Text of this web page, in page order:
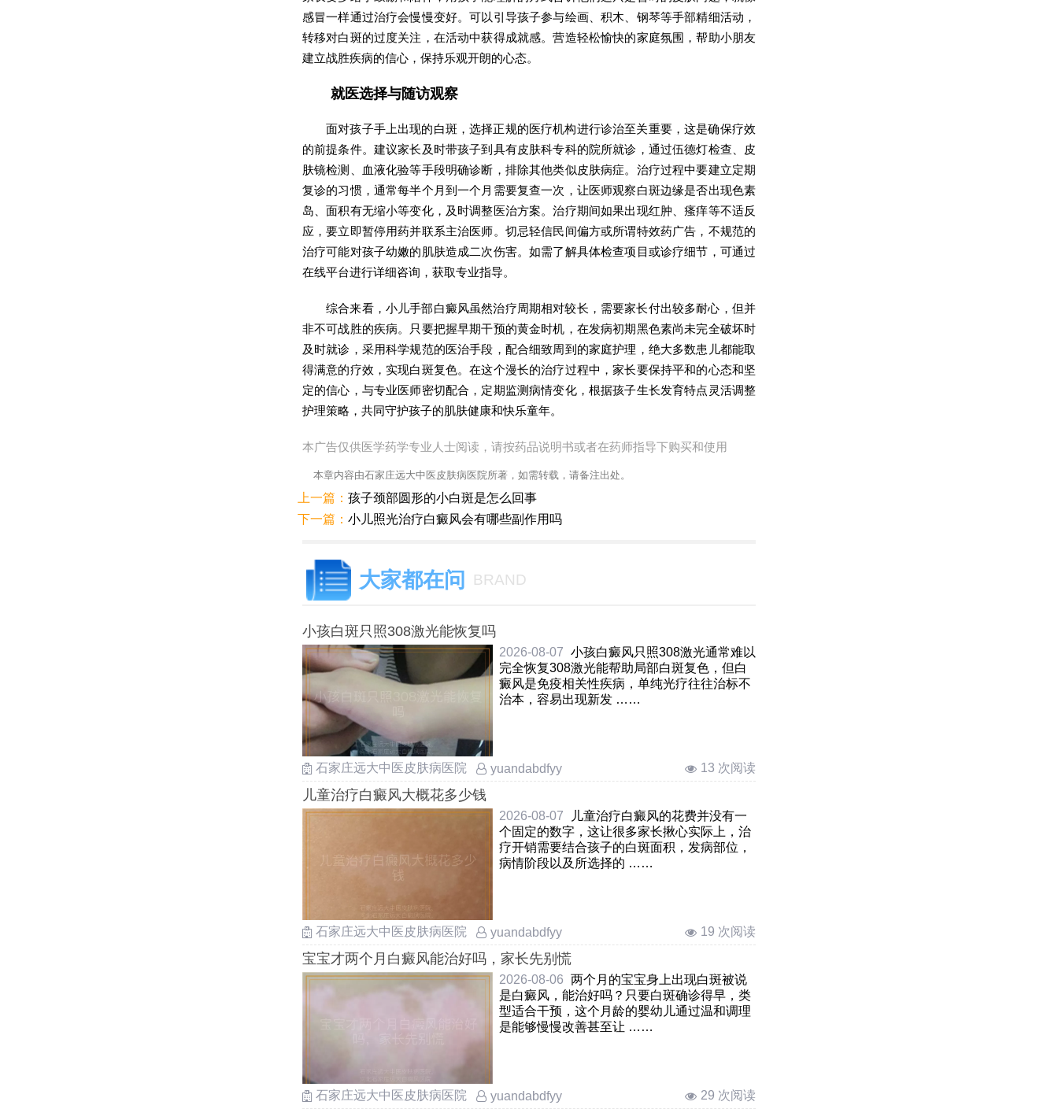
感冒一样通过治疗会慢慢变好。可以引导孩子参与绘画、积木、钢琴等手部精细活动，
转移对白斑的过度关注，在活动中获得成就感。营造轻松愉快的家庭氛围，帮助小朋友
建立战胜疾病的信心，保持乐观开朗的心态。
就医选择与随访观察
面对孩子手上出现的白斑，选择正规的医疗机构进行诊治至关重要，这是确保疗效
的前提条件。建议家长及时带孩子到具有皮肤科专科的院所就诊，通过伍德灯检查、皮
肤镜检测、血液化验等手段明确诊断，排除其他类似皮肤病症。治疗过程中要建立定期
复诊的习惯，通常每半个月到一个月需要复查一次，让医师观察白斑边缘是否出现色素
岛、面积有无缩小等变化，及时调整医治方案。治疗期间如果出现红肿、瘙痒等不适反
应，要立即暂停用药并联系主治医师。切忌轻信民间偏方或所谓特效药广告，不规范的
治疗可能对孩子幼嫩的肌肤造成二次伤害。如需了解具体检查项目或诊疗细节，可通过
在线平台进行详细咨询，获取专业指导。
综合来看，小儿手部白癜风虽然治疗周期相对较长，需要家长付出较多耐心，但并
非不可战胜的疾病。只要把握早期干预的黄金时机，在发病初期黑色素尚未完全破坏时
及时就诊，采用科学规范的医治手段，配合细致周到的家庭护理，绝大多数患儿都能取
得满意的疗效，实现白斑复色。在这个漫长的治疗过程中，家长要保持平和的心态和坚
定的信心，与专业医师密切配合，定期监测病情变化，根据孩子生长发育特点灵活调整
护理策略，共同守护孩子的肌肤健康和快乐童年。
本广告仅供医学药学专业人士阅读，请按药品说明书或者在药师指导下购买和使用
本章内容由石家庄远大中医皮肤病医院所著，如需转载，请备注出处。
上一篇： 孩子颈部圆形的小白斑是怎么回事
下一篇： 小儿照光治疗白癜风会有哪些副作用吗
大家都在问 BRAND
小孩白斑只照308激光能恢复吗
2026-08-07 小孩白癜风只照308激光通常难以
完全恢复308激光能帮助局部白斑复色，但白
癜风是免疫相关性疾病，单纯光疗往往治标不
治本，容易出现新发 ……
石家庄远大中医皮肤病医院 yuandabdfyy 13 次阅读
儿童治疗白癜风大概花多少钱
2026-08-07
儿童治疗白癜风的花费并没有一
个固定的数字，这让很多家长揪心实际上，治
疗开销需要结合孩子的白斑面积，发病部位，
病情阶段以及所选择的 ……
石家庄远大中医皮肤病医院 yuandabdfyy 19 次阅读
宝宝才两个月白癜风能治好吗，家长先别慌
2026-08-06 两个月的宝宝身上出现白斑被说
是白癜风，能治好吗？只要白斑确诊得早，类
型适合干预，这个月龄的婴幼儿通过温和调理
是能够慢慢改善甚至让 ……
石家庄远大中医皮肤病医院 yuandabdfyy 29 次阅读